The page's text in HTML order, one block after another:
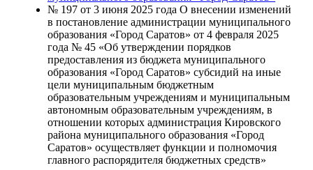
№ 197 от 3 июня 2025 года О внесении изменений
в постановление администрации муниципального
образования «Город Саратов» от 4 февраля 2025
года № 45 «Об утверждении порядков
предоставления из бюджета муниципального
образования «Город Саратов» субсидий на иные
цели муниципальным бюджетным
образовательным учреждениям и муниципальным
автономным образовательным учреждениям, в
отношении которых администрация Кировского
района муниципального образования «Город
Саратов» осуществляет функции и полномочия
главного распорядителя бюджетных средств»